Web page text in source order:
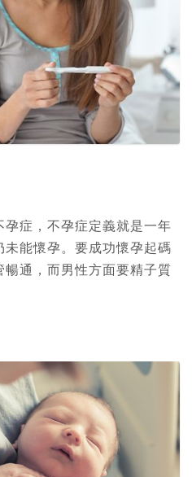
症，不孕症定義就是一年
能懷孕。要成功懷孕起碼
通，而男性方面要精子質